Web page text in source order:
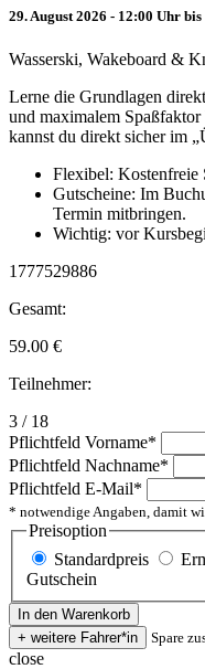
29. August 2026 - 12:00 Uhr
Wasserski, Wakeboard &
Lerne die Grundlagen
und maximalem
kannst du direkt sicher im
Flexibel: Kostenfreie
Gutscheine: Im
Termin mitbringen.
Wichtig: vor
1777529886
Gesamt:
59.00 €
Teilnehmer:
3 / 18
Pflichtfeld Vorname*
Pflichtfeld Nachname*
Pflichtfeld E-Mail*
* notwendige Angaben, damit
Preisoption
Standardpreis
Gutschein
Spare
close